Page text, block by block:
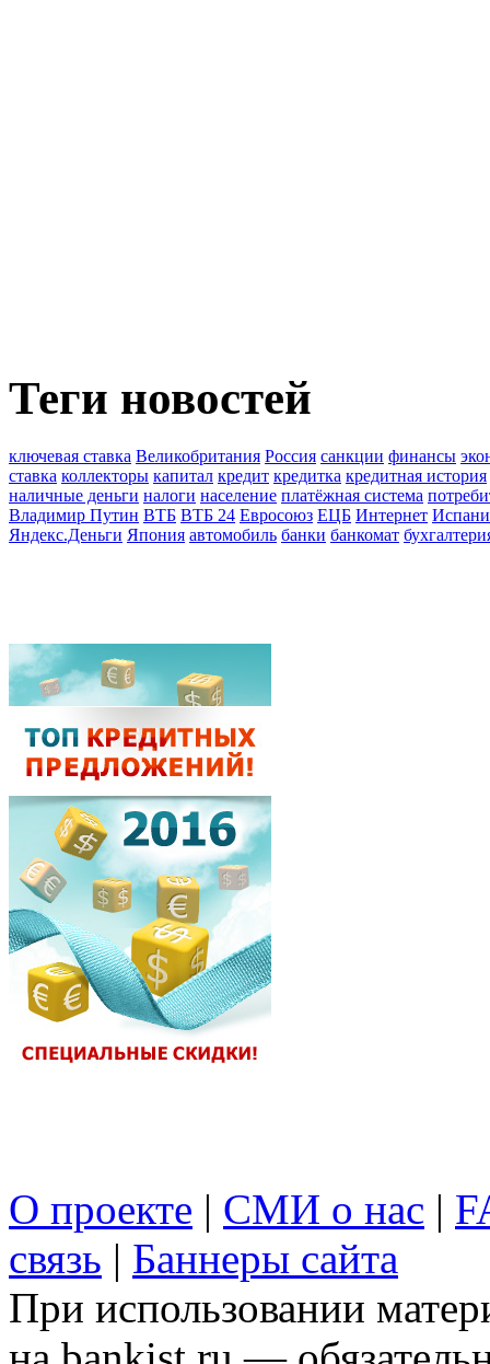
Теги новостей
ключевая ставка Великобритания Россия санкции финансы
ставка коллекторы капитал кредит кредитка кредитная история
наличные деньги налоги население платёжная система
Владимир Путин ВТБ ВТБ 24 Евросоюз ЕЦБ Интернет
Яндекс.Деньги Япония автомобиль банки банкомат
О проекте | СМИ о нас |
связь | Баннеры сайта
При использовании